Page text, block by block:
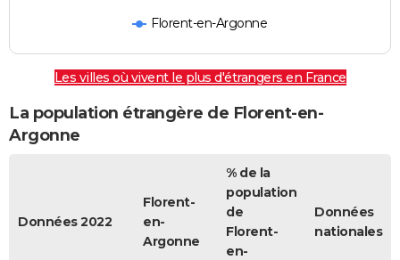
Florent-en-Argonne
Les villes où vivent le plus d'étrangers en France
La population étrangère de Florent-en-
Argonne
Données 2022
Florent-
en-
Argonne
% de la
population
de
Florent-
en-
Données
nationales